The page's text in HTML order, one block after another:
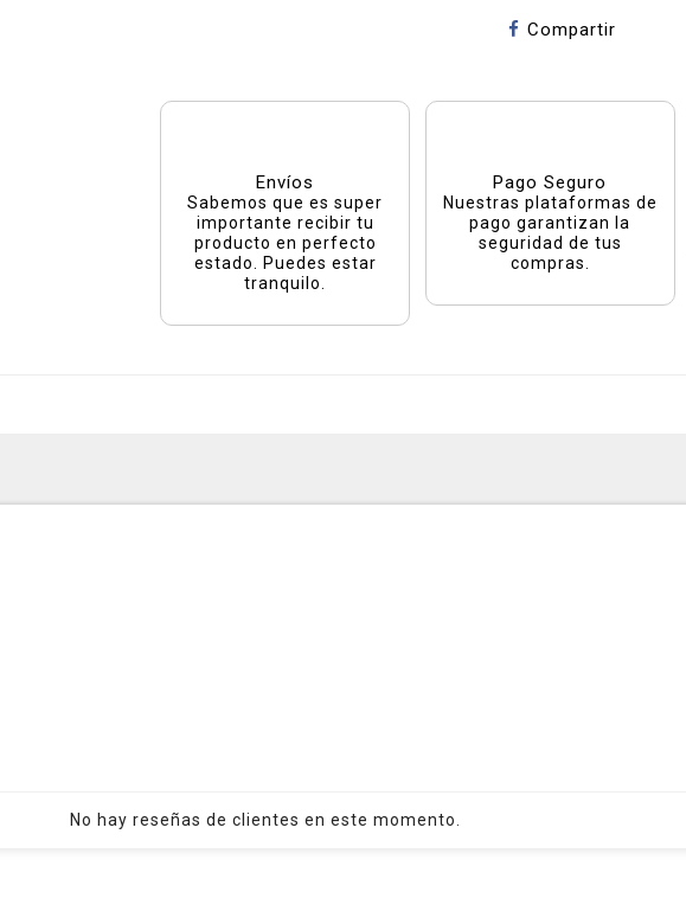
Compartir
Envíos
Sabemos que es super
importante recibir tu
producto en perfecto
estado. Puedes estar
tranquilo.
Pago Seguro
Nuestras plataformas de
pago garantizan la
seguridad de tus
compras.
No hay reseñas de clientes en este momento.